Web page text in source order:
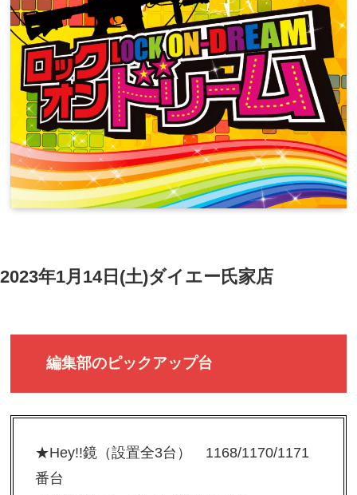
2023年1月14日(土)ダイエー氏家店
編集部のピックアップ台
★Hey!!鏡（設置全3台） 1168/1170/1171
番台